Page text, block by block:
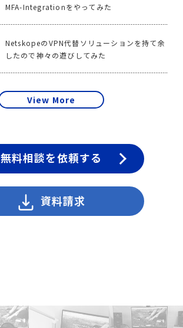
MFA-Integrationをやってみた
NetskopeのVPN代替ソリューションを持て余
したので神々の遊びしてみた
View More
無料相談を依頼する
資料請求